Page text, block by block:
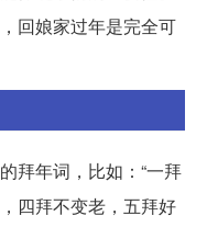
回娘家过年是完全可
拜年词，比如：“一拜
四拜不变老，五拜好